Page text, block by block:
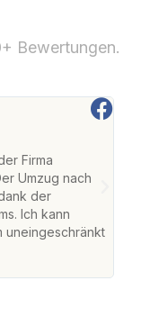
Bewertungen.
Firma
Umzug nach
der
Ich kann
uneingeschränkt